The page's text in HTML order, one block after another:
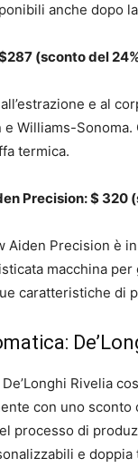
anche dopo
(sconto del
e al
e Williams-
termica.
Precision: $ 320
Aiden Precision è
macchina
caratteristiche di
Rivelia
con uno
processo di
e